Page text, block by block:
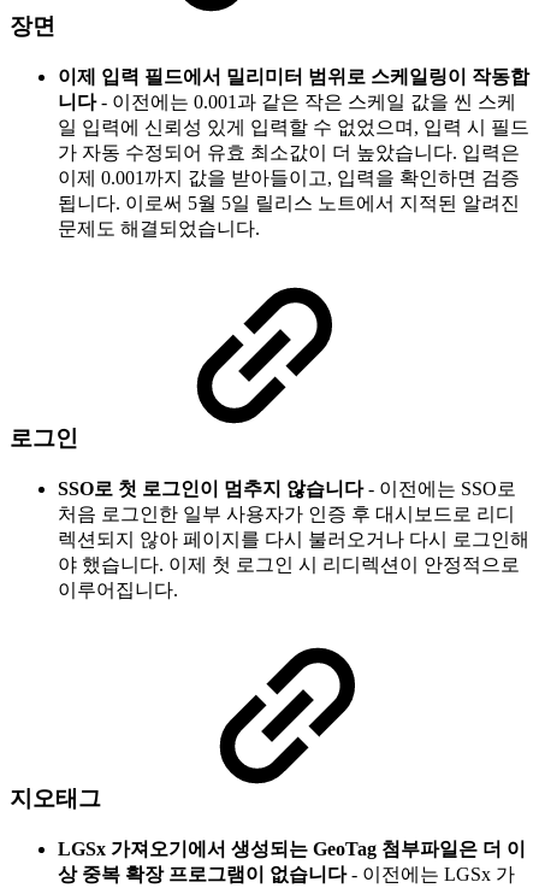
장면
이제 입력 필드에서 밀리미터 범위로 스케일링이 작동합
니다- 이전에는 0.001과 같은 작은 스케일 값을 씬 스케
일 입력에 신뢰성 있게 입력할 수 없었으며, 입력 시 필드
가 자동 수정되어 유효 최소값이 더 높았습니다. 입력은
이제 0.001까지 값을 받아들이고, 입력을 확인하면 검증
됩니다. 이로써 5월 5일 릴리스 노트에서 지적된 알려진
문제도 해결되었습니다.
로그인
SSO로 첫 로그인이 멈추지 않습니다- 이전에는 SSO로
처음 로그인한 일부 사용자가 인증 후 대시보드로 리디
렉션되지 않아 페이지를 다시 불러오거나 다시 로그인해
야 했습니다. 이제 첫 로그인 시 리디렉션이 안정적으로
이루어집니다.
지오태그
LGSx 가져오기에서 생성되는 GeoTag 첨부파일은 더 이
상 중복 확장 프로그램이 없습니다- 이전에는 LGSx 가